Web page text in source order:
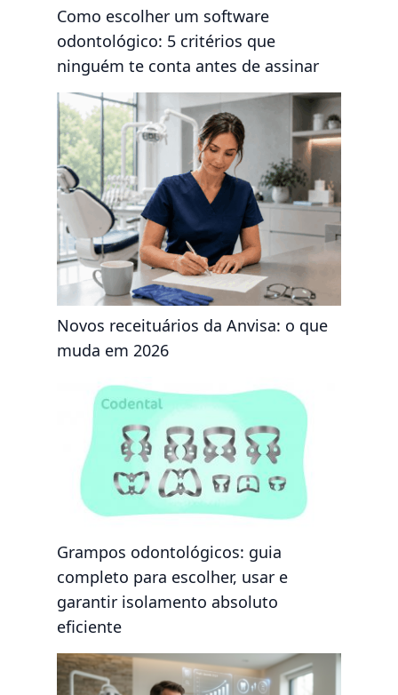
Como escolher um software
odontológico: 5 critérios que
ninguém te conta antes de assinar
Novos receituários da Anvisa: o que
muda em 2026
Grampos odontológicos: guia
completo para escolher, usar e
garantir isolamento absoluto
eficiente